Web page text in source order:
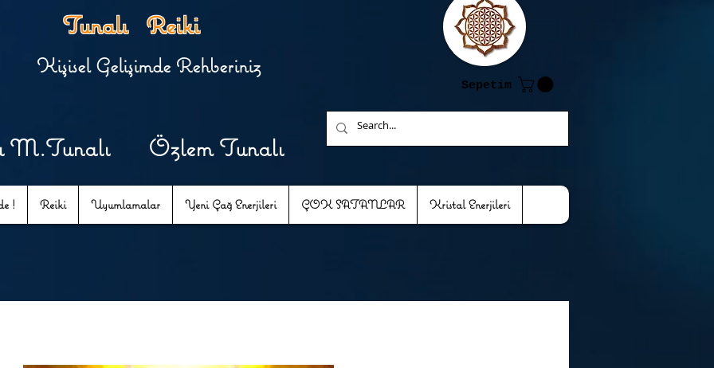
Tunalı Reiki
Kişisel Gelişimde Rehberiniz
M.Tunalı Özlem Tunalı
Sepetim
! Reiki Uyumlamalar Yeni Çağ Enerjileri ÇOK SATANLAR Kristal Enerjileri